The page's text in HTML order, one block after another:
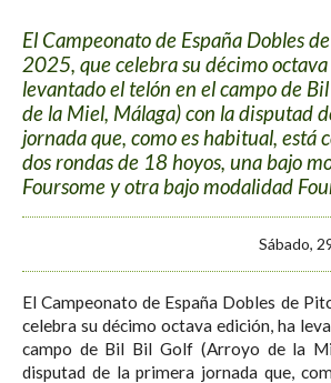
El Campeonato de España Dobles
2025, que celebra su décimo
levantado el telón en el campo de
de la Miel, Málaga) con la disputad
jornada que, como es habitual, está
dos rondas de 18 hoyos, una bajo
Foursome y otra bajo modalidad
Sábado,
El Campeonato de España Dobles de
celebra su décimo octava edición, ha
campo de Bil Bil Golf (Arroyo de la Miel, Málaga) con la
disputad de la primera jornada que, como es habitual, está